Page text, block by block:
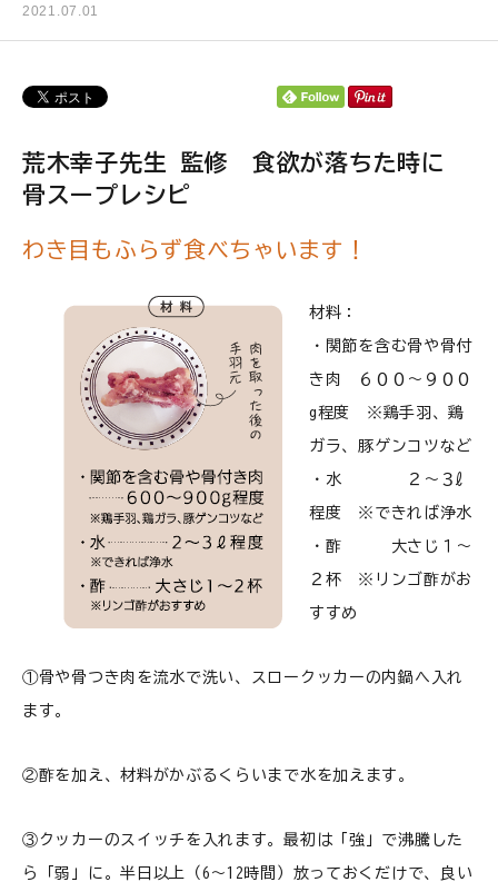
ご利用ガイド
プライバシーポリシー
特定商取引法について
0120-40-1387
2021.07.01
荒木幸子先生 監修 食欲が落ちた時に
骨スープレシピ
わき目もふらず食べちゃいます！
材料：
・関節を含む骨や骨付
き肉 ６００～９００
g程度 ※鶏手羽、鶏
ガラ、豚ゲンコツなど
・水 ２～３ℓ
程度 ※できれば浄水
・酢 大さじ１～
２杯 ※リンゴ酢がお
すすめ
①骨や骨つき肉を流水で洗い、スロークッカーの内鍋へ入れ
ます。
②酢を加え、材料がかぶるくらいまで水を加えます。
③クッカーのスイッチを入れます。最初は「強」で沸騰した
ら「弱」に。半日以上（6～12時間）放っておくだけで、良い